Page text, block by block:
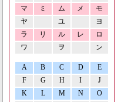
マ
ミ ム メ
モ
ヤ
ユ
ヨ
ラ
リ ル レ
ロ
ワ
ヲ ン
A B C D
E
F
G H I
J
K
L M N O